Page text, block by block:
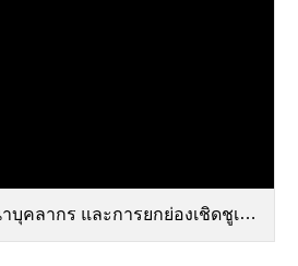
ากร และการยกย่องเชิดชูเกียรติ.pdf